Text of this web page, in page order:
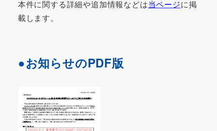
本件に関する詳細や追加情報などは当ページに掲
載します。
●お知らせのPDF版